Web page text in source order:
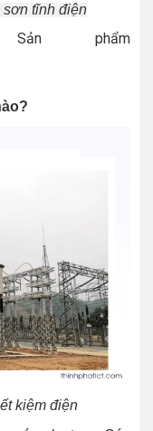
sơn tĩnh điện
Sản phẩm
kiệm điện